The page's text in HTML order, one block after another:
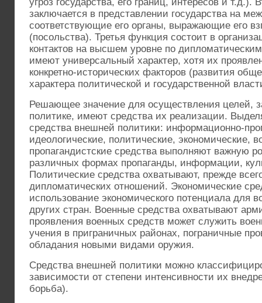
заключается в представлении государства на
соответствующие его органы, выражающие его
(посольства). Третья функция состоит в
контактов на высшем уровне по
имеют универсальный характер, хотя их
конкретно-исторических факторов (развития
характера политической и государственной
Решающее значение для осуществления целей,
политике, имеют средства их реализации.
средства внешней политики: информационно-
идеологические, политические, экономические,
пропагандистские средства выполняют важную
различных формах пропаганды, информации,
Политические средства охватывают, прежде
дипломатических отношений. Экономические
использование экономического потенциала для
других стран. Военные средства охватывают
проявления военных средств может служить
учения в приграничных районах, пограничные
обладания новыми видами оружия.
Средства внешней политики можно
зависимости от степени интенсивности их
борьба).